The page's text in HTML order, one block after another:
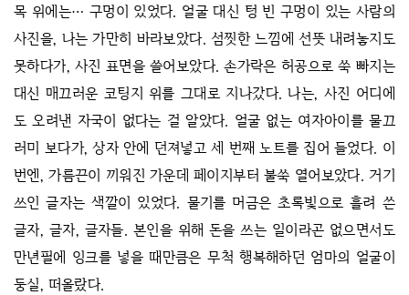
목 위에는… 구멍이 있었다. 얼굴 대신 텅 빈 구멍이 있는 사람의
사진을, 나는 가만히 바라보았다. 섬찟한 느낌에 선뜻 내려놓지도
못하다가, 사진 표면을 쓸어보았다. 손가락은 허공으로 쑥 빠지는
대신 매끄러운 코팅지 위를 그대로 지나갔다. 나는, 사진 어디에
도 오려낸 자국이 없다는 걸 알았다. 얼굴 없는 여자아이를 물끄
러미 보다가, 상자 안에 던져넣고 세 번째 노트를 집어 들었다. 이
번엔, 가름끈이 끼워진 가운데 페이지부터 불쑥 열어보았다. 거기
쓰인 글자는 색깔이 있었다. 물기를 머금은 초록빛으로 흘려 쓴
글자, 글자, 글자들. 본인을 위해 돈을 쓰는 일이라곤 없으면서도
만년필에 잉크를 넣을 때만큼은 무척 행복해하던 엄마의 얼굴이
둥실, 떠올랐다.